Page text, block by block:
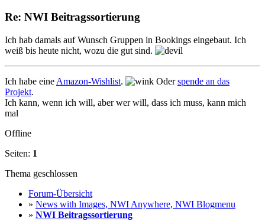
Re: NWI Beitragssortierung
Ich hab damals auf Wunsch Gruppen in Bookings eingebaut. Ich
weiß bis heute nicht, wozu die gut sind.
Ich habe eine Amazon-Wishlist. Oderspende an das
Projekt.
Ich kann, wenn ich will, aber wer will, dass ich muss, kann mich
mal
Offline
Seiten: 1
Thema geschlossen
Forum-Übersicht
» News with Images, NWI Anywhere, NWI Blogmenu
» NWI Beitragssortierung